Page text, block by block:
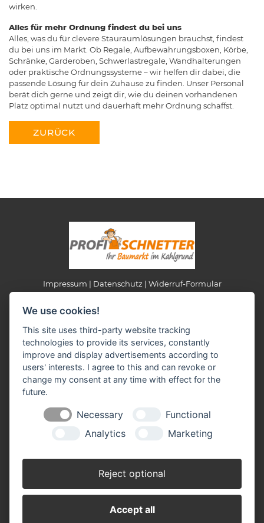
wirken.
Alles für mehr Ordnung findest du bei uns
Alles, was du für clevere Stauraumlösungen brauchst, findest
du bei uns im Markt. Ob Regale, Aufbewahrungsboxen, Körbe,
Schränke, Garderoben, Schwerlastregale, Wandhalterungen
oder praktische Ordnungssysteme – wir helfen dir dabei, die
passende Lösung für dein Zuhause zu finden. Unser Personal
berät dich gerne und zeigt dir, wie du deinen vorhandenen
Platz optimal nutzt und dauerhaft mehr Ordnung schaffst.
ZURÜCK
Impressum Datenschutz Widerruf-Formular
Profi Schnetter
AS Jürgen Schnetter e.K.
Am Bahnhof 6+8
63825 Schöllkrippen
E-Mail: verkauf(at)profi-schnetter.de
Öffnungszeiten
14.00 - 18.30 Uhr
Samstag
08.30 - 16.30 Uhr
We use cookies!
This site uses third-party website tracking
technologies to provide its services, constantly
improve and display advertisements according to
users' interests. I agree to this and can revoke or
change my consent at any time with effect for the
future.
Necessary
Functional
Analytics
Marketing
Reject optional
Accept all